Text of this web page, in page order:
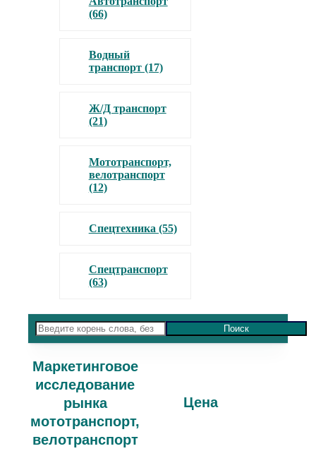
(66)
Водный
транспорт (17)
Ж/Д транспорт
(21)
Мототранспорт,
велотранспорт
(12)
Спецтехника (55)
Спецтранспорт
(63)
Маркетинговое
исследование
рынка
мототранспорт,
велотранспорт
Цена